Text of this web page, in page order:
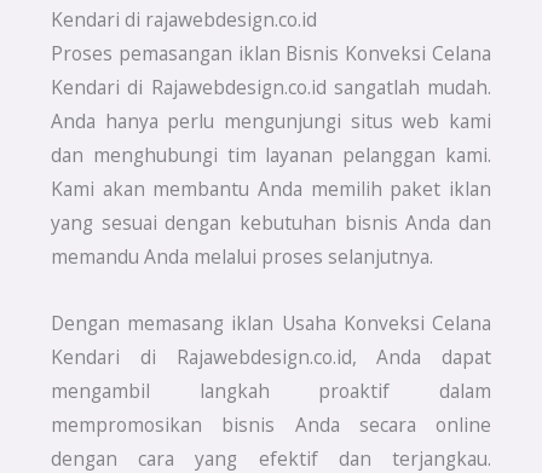
Kendari di rajawebdesign.co.id
Proses pemasangan iklan Bisnis Konveksi Celana
Kendari di Rajawebdesign.co.id sangatlah mudah.
Anda hanya perlu mengunjungi situs web kami
dan menghubungi tim layanan pelanggan kami.
Kami akan membantu Anda memilih paket iklan
yang sesuai dengan kebutuhan bisnis Anda dan
memandu Anda melalui proses selanjutnya.
Dengan memasang iklan Usaha Konveksi Celana
Kendari di Rajawebdesign.co.id, Anda dapat
mengambil langkah proaktif dalam
mempromosikan bisnis Anda secara online
dengan cara yang efektif dan terjangkau.